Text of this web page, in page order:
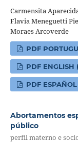
Carmensita
Flavia Meneguetti
Moraes Arcoverde
PDF
PDF ENGLISH
PDF
Abortamentos
público
perfil materno e